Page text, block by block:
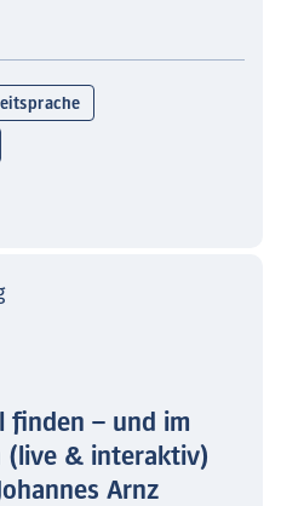
finden – und im
(live & interaktiv)
Arnz